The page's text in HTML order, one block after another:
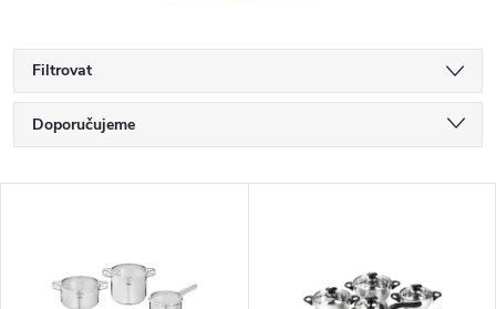
Filtrovat
Ř
a
Doporučujeme
Abecedně